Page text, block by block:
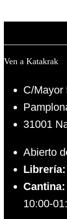
Ven a Katakrak
C/Mayor
31001
Abierto
Librería:
Cantina:
10:00-